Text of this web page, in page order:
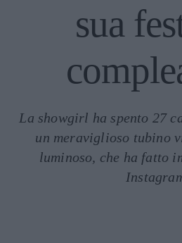
sua
La showgirl ha spento 27
un meraviglioso tubino
luminoso, che ha fatto